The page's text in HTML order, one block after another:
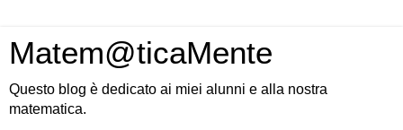
Matem@ticaMente
Questo blog è dedicato ai miei alunni e alla nostra
matematica.